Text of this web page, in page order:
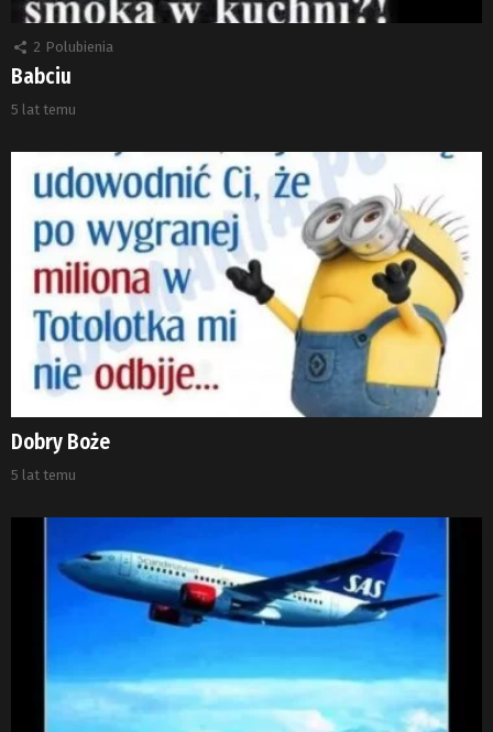
2 Polubienia
Babciu
5 lat temu
Dobry Boże
5 lat temu